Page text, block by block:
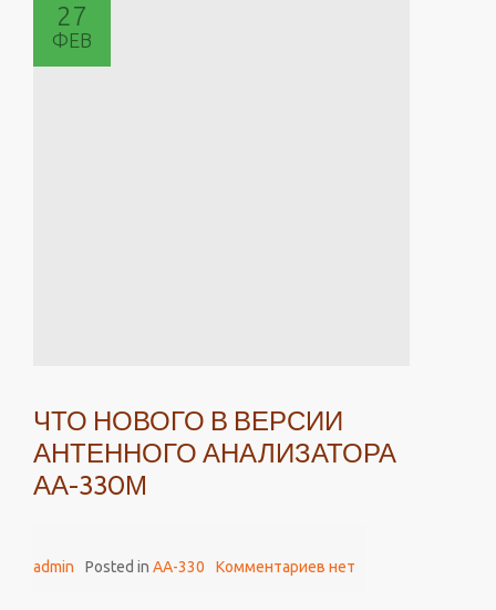
27
ФЕВ
ЧТО НОВОГО В ВЕРСИИ
АНТЕННОГО АНАЛИЗАТОРА
АА-330М
admin Posted in AA-330 Комментариев нет